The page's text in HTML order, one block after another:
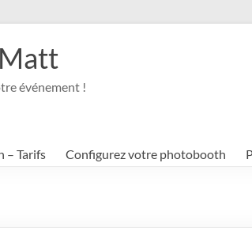
événement !
– Tarifs Configurez votre photobooth